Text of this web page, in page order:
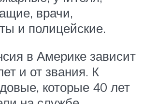
врачи,
и полицейские.
в Америке зависит
и от звания. К
которые 40 лет